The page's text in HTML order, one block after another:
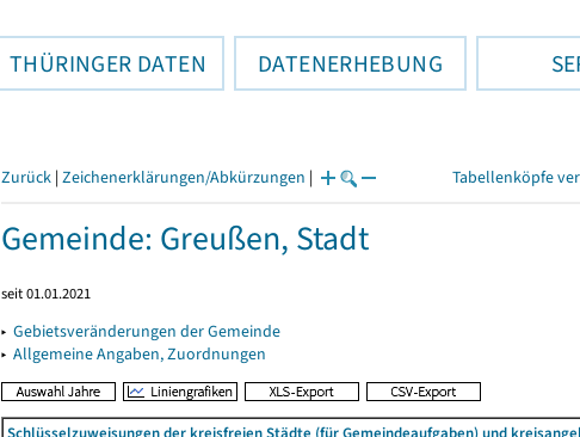
THÜRINGER DATEN DATENERHEBUNG
Zurück | Zeichenerklärungen/Abkürzungen | Tabellenköpfe
Gemeinde: Greußen, Stadt
seit 01.01.2021
▸ Gebietsveränderungen der Gemeinde
▸ Allgemeine Angaben, Zuordnungen
Schlüsselzuweisungen der kreisfreien Städte (für Gemeindeaufgaben) und